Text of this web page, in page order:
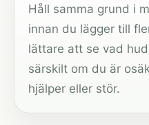
Håll samma grund i
innan du lägger till
lättare att se vad
särskilt om du är
hjälper eller stör.